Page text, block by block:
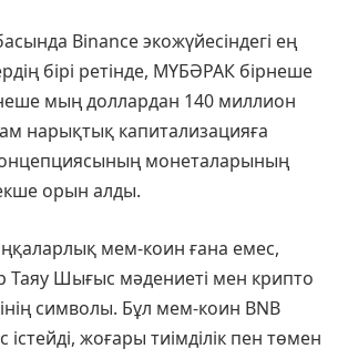
Binance экожүйесіндегі ең
бірі ретінде, МҮБӘРАК бірнеше
мың доллардан 140 миллион
нарықтық капитализацияға
концепциясының монеталарының
орын алды.
мем-коин ғана емес,
Таяу Шығыс мәдениеті мен крипто
символы. Бұл мем-коин BNB
жоғары тиімділік пен төмен